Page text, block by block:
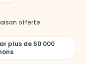
offerte
plus de 50 000